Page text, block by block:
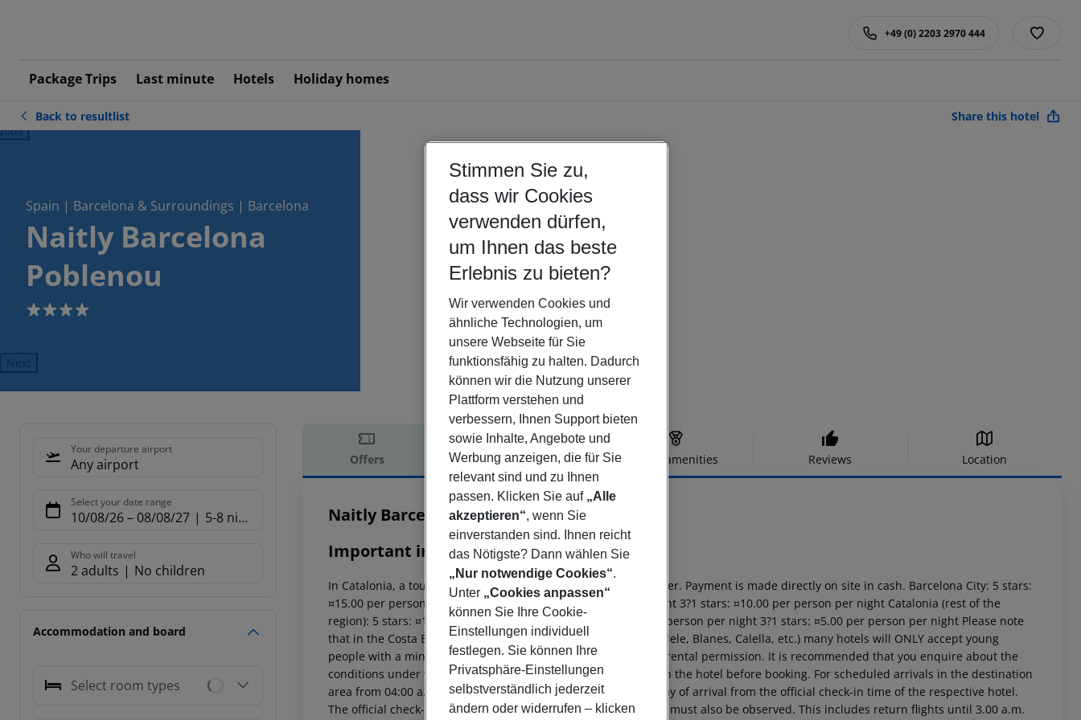
Package Trips Last minute Hotels Holiday homes
+49 (0) 2203 2970 444
Back to resultlist Share this hotel
Spain | Barcelona & Surroundings | Barcelona
Naitly Barcelona
Poblenou
4
Next
Your departure airport
Any airport
Select your date range
10/08/26– 08/08/27 5-8 nights
Who will travel
2 adults No children
Accommodation and board
Select room types
Offers Offer description Hotel amenities Reviews Location
Offer description
Naitly Barcelona Poblenou
4
Important info
In Catalonia, a tourism tax is levied for persons aged 16 and over. Payment is made directly on site in cash. Barcelona City: 5 stars:
¤15.00 per person per night 4 stars: ¤12.00 per person per night 3?1 stars: ¤10.00 per person per night Catalonia (rest of the
region): 5 stars: ¤10.00 per person per night 4 stars: ¤7.00 per person per night 3?1 stars: ¤5.00 per person per night Please note
that in the Costa Brava region (Lloret de Mar, Tossa de Mar, Calele, Blanes, Calella, etc.) many hotels will ONLY accept young
people with a minimum age of 18 years and/or with written parental permission. It is recommended that you enquire about the
conditions under which young people can be accommodated in the hotel before booking. For scheduled arrivals in the destination
area from 04:00 a.m., the hotel room is only available on the day of arrival from the official check-in time of the respective hotel.
The official check-out time of the hotel on the day of departure must also be observed. This includes return flights until 3.00 a.m.
Stimmen Sie zu,
dass wir Cookies
verwenden dürfen,
um Ihnen das beste
Erlebnis zu bieten?
Wir verwenden Cookies und
ähnliche Technologien, um
unsere Webseite für Sie
funktionsfähig zu halten. Dadurch
können wir die Nutzung unserer
Plattform verstehen und
verbessern, Ihnen Support bieten
sowie Inhalte, Angebote und
Werbung anzeigen, die für Sie
relevant sind und zu Ihnen
passen. Klicken Sie auf „Alle
akzeptieren“, wenn Sie
einverstanden sind. Ihnen reicht
das Nötigste? Dann wählen Sie
„Nur notwendige Cookies“.
Unter „Cookies anpassen“
können Sie Ihre Cookie-
Einstellungen individuell
festlegen. Sie können Ihre
Privatsphäre-Einstellungen
selbstverständlich jederzeit
ändern oder widerrufen – klicken